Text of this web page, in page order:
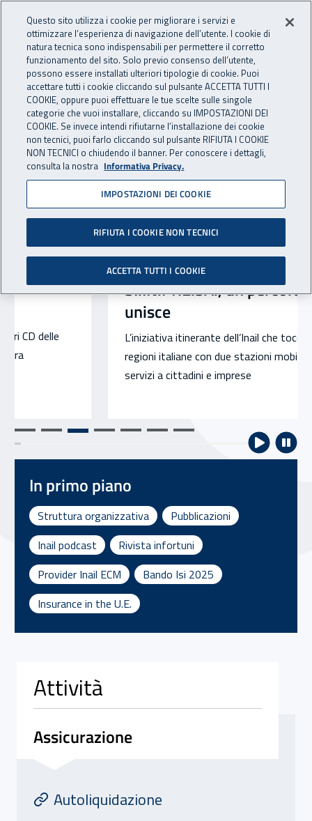
INAIL - Istituto Nazionale
Apri cerca
Navigazione principale
Notizie in evidenza
SI.IN.PRE.SA., un percorso che
L’iniziativa itinerante dell’Inail che toccherà tutte le
regioni italiane con due stazioni mobili per offrire
servizi a cittadini e imprese
In primo piano
Struttura organizzativa
Pubblicazioni
Inail podcast
Rivista infortuni
Provider Inail ECM
Bando Isi 2025
Insurance in the U.E.
Attività
Assicurazione
Autoliquidazione
Questo sito utilizza i cookie per migliorare i servizi e
ottimizzare l’esperienza di navigazione dell’utente. I cookie di
natura tecnica sono indispensabili per permettere il corretto
funzionamento del sito. Solo previo consenso dell’utente,
possono essere installati ulteriori tipologie di cookie. Puoi
accettare tutti i cookie cliccando sul pulsante ACCETTA TUTTI I
COOKIE, oppure puoi effettuare le tue scelte sulle singole
categorie che vuoi installare, cliccando su IMPOSTAZIONI DEI
COOKIE. Se invece intendi rifiutarne l’installazione dei cookie
non tecnici, puoi farlo cliccando sul pulsante RIFIUTA I COOKIE
NON TECNICI o chiudendo il banner. Per conoscere i dettagli,
consulta la nostra Informativa Privacy.
IMPOSTAZIONI DEI COOKIE
RIFIUTA I COOKIE NON TECNICI
ACCETTA TUTTI I COOKIE